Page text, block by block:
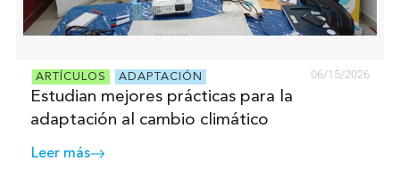
ARTÍCULOS ADAPTACIÓN 06/15/2026
Estudian mejores prácticas para la
adaptación al cambio climático
Leer más